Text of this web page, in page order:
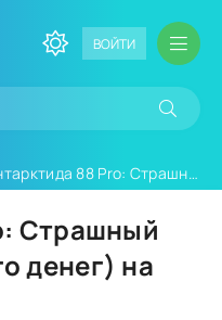
ВОЙТИ
88 Pro: Страшный Хоррор (Мод много денег)
Страшный
денег) на